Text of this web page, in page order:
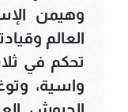
وهيمن
العالم
تحكم في
واسية،